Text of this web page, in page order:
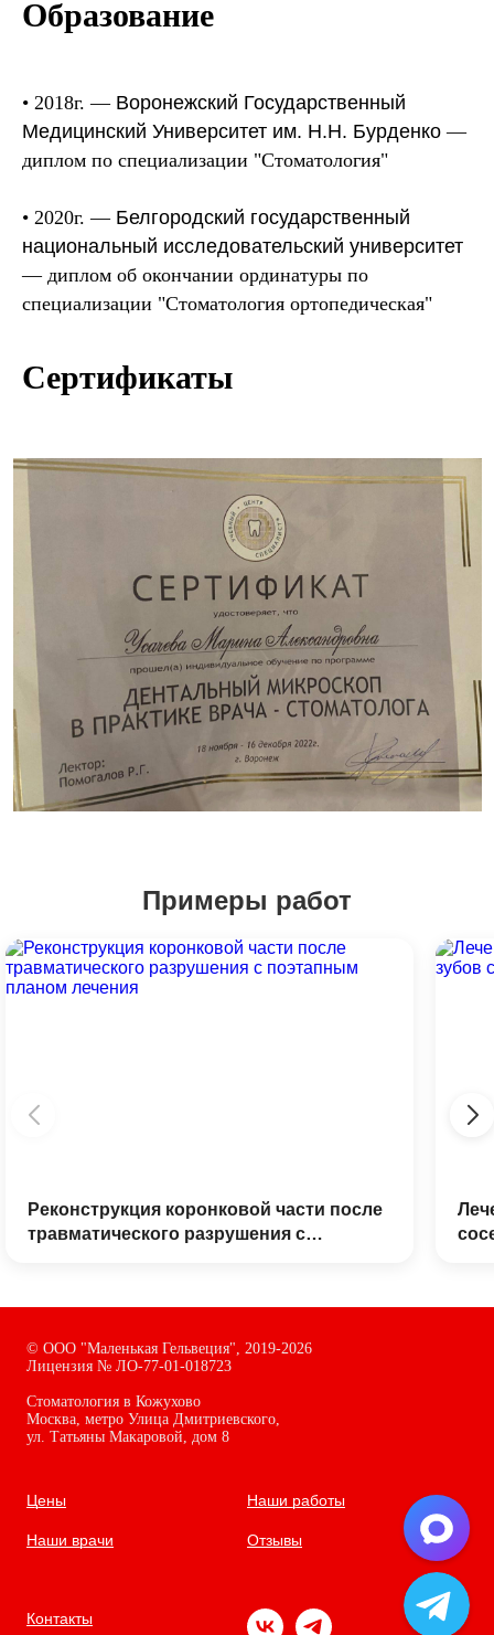
Образование
• 2018г. — Воронежский Государственный
Медицинский Университет им. Н.Н. Бурденко —
диплом по специализации "Стоматология"
• 2020г. — Белгородский государственный
национальный исследовательский университет
—диплом об окончании ординатуры по
специализации "Стоматология ортопедическая"
Сертификаты
© ООО "Маленькая Гельвеция", 2019-2026
Лицензия № ЛО-77-01-018723
Стоматология в Кожухово
Москва, метро Улица Дмитриевского,
ул. Татьяны Макаровой, дом 8
Цены
Наши врачи
Наши работы
Отзывы
Контакты